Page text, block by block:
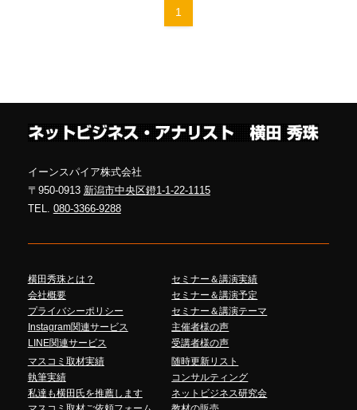
1
イーンスパイア株式会社
〒950-0913 新潟市中央区鐙1-1-22-1115
TEL. 080-3366-9288
横田秀珠とは？
会社概要
プライバシーポリシー
Instagram関連サービス
LINE関連サービス
セミナー＆講演実績
セミナー＆講演予定
セミナー＆講演テーマ
主催者様の声
受講者様の声
マスコミ取材実績
執筆実績
私達も横田氏を推薦します
随時更新リスト
コンサルティング
ネットビジネス研究会